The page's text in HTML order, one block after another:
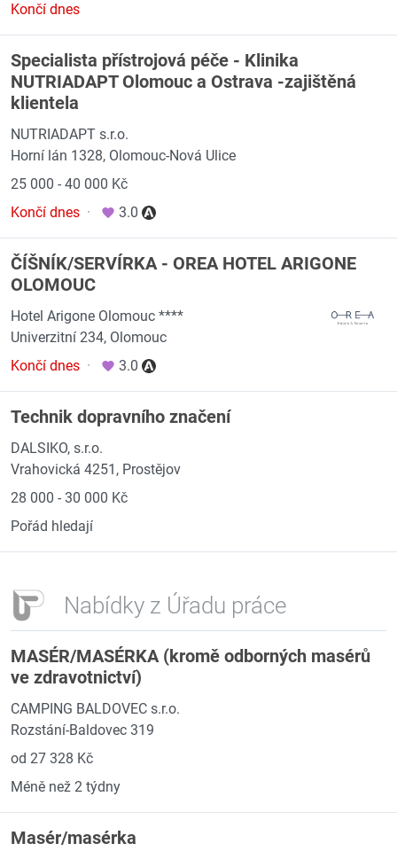
Končí dnes
Specialista přístrojová péče - Klinika
NUTRIADAPT Olomouc a Ostrava -zajištěná
klientela
NUTRIADAPT s.r.o.
Horní lán 1328, Olomouc-Nová Ulice
25 000 - 40 000 Kč
Končí dnes · 3.0
ČÍŠNÍK/SERVÍRKA - OREA HOTEL ARIGONE
OLOMOUC
Hotel Arigone Olomouc ****
Univerzitní 234, Olomouc
Končí dnes · 3.0
Technik dopravního značení
DALSIKO, s.r.o.
Vrahovická 4251, Prostějov
28 000 - 30 000 Kč
Pořád hledají
Nabídky z Úřadu práce
MASÉR/MASÉRKA (kromě odborných masérů
ve zdravotnictví)
CAMPING BALDOVEC s.r.o.
Rozstání-Baldovec 319
od 27 328 Kč
Méně než 2 týdny
Masér/masérka